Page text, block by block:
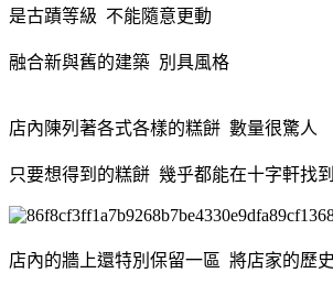
是古蹟等級 不能隨意更動
融合新與舊的建築 別具風格
店內陳列著各式各樣的糕餅 數量很驚人
只要想得到的糕餅 幾乎都能在十字軒找到
店內的牆上還特別保留一區 將店家的歷